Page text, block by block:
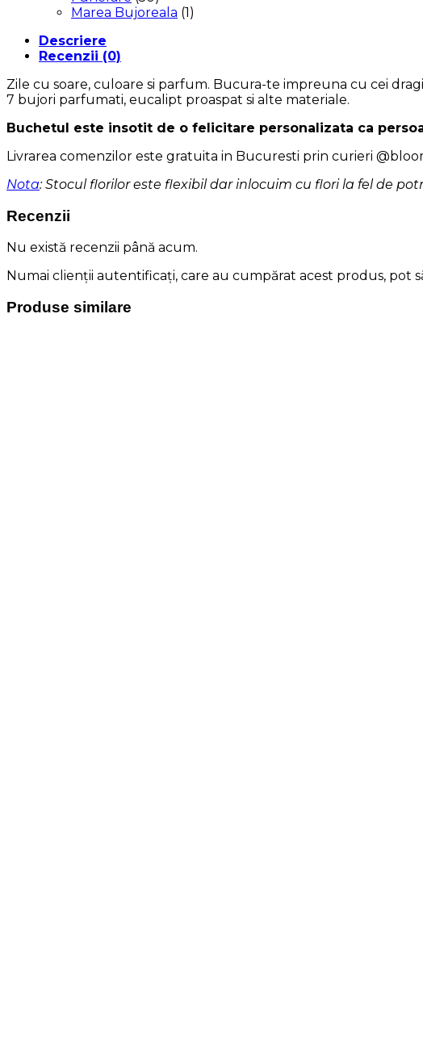
Marea Bujoreala (1)
Descriere
Recenzii (0)
Zile cu soare, culoare si parfum. Bucura-te impreuna cu cei
7 bujori parfumati, eucalipt proaspat si alte materiale.
Buchetul este insotit de o felicitare personalizata ca
Livrarea comenzilor este gratuita in Bucuresti prin curieri
Nota: Stocul florilor este flexibil dar inlocuim cu flori la fel de
Recenzii
Nu există recenzii până acum.
Numai clienții autentificați, care au cumpărat acest produs, pot
Produse similare